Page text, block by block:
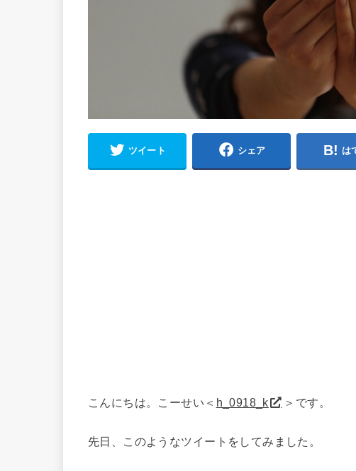
ツイート シェア は
こんにちは。こーせい＜ h_0918_k ＞です。
先日、このようなツイートをしてみました。